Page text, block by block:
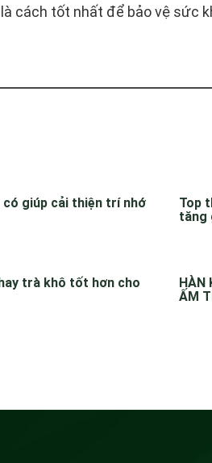
cách tốt nhất để bảo vệ sức
có giúp cải thiện trí nhớ
Top
tăng
trà khô tốt hơn cho
HÀN
ẤM